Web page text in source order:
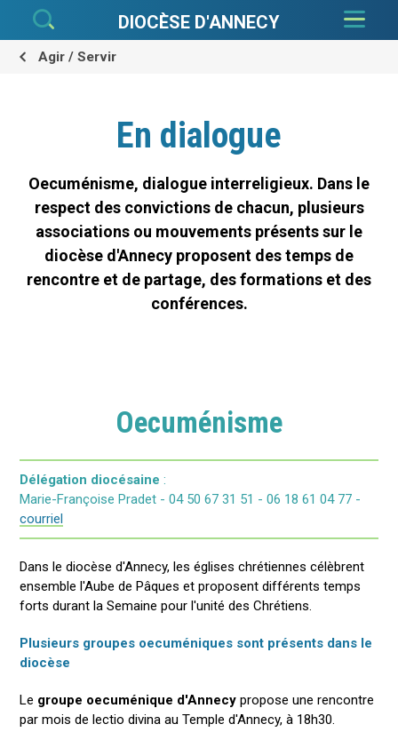
contenu.
Aller
personnels
DIOCÈSE D'ANNECY
Agir / Servir
En dialogue
Oecuménisme, dialogue interreligieux. Dans le
respect des convictions de chacun, plusieurs
associations ou mouvements présents sur le
diocèse d'Annecy proposent des temps de
rencontre et de partage, des formations et des
conférences.
Oecuménisme
Délégation diocésaine:
Marie-Françoise Pradet - 04 50 67 31 51 - 06 18 61 04 77 -
courriel
Dans le diocèse d'Annecy, les églises chrétiennes célèbrent
ensemble l'Aube de Pâques et proposent différents temps
forts durant la Semaine pour l'unité des Chrétiens.
Plusieurs groupes oecuméniques sont présents dans le
diocèse
Le groupe oecuménique d'Annecy propose une rencontre
par mois de lectio divina au Temple d'Annecy, à 18h30.